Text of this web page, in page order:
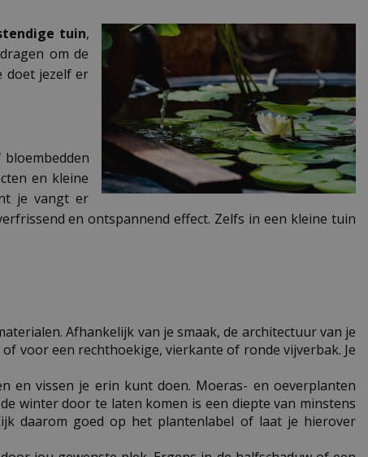
tuin,
om de
doet jezelf er
en kleine
je vangt er
en ontspannend effect. Zelfs in een kleine tuin
Afhankelijk van je smaak, de architectuur van je
voor een rechthoekige, vierkante of ronde vijverbak. Je
en vissen je erin kunt doen. Moeras- en oeverplanten
winter door te laten komen is een diepte van minstens
daarom goed op het plantenlabel of laat je hierover